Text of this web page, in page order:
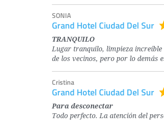
SONIA
Grand Hotel Ciudad Del Sur
TRANQUILO
Lugar tranquilo, limpieza increíble
de los vecinos, pero por lo demás
Cristina
Grand Hotel Ciudad Del Sur
Para desconectar
Todo perfecto. La atención del